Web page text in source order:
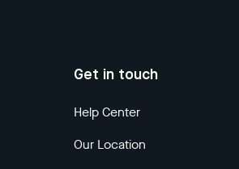
Get in touch
Help Center
Our Location